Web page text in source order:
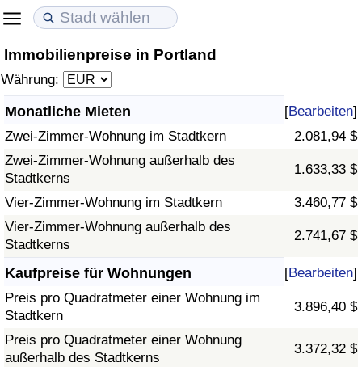
Immobilienpreise in Portland
Währung:
Monatliche Mieten [Bearbeiten]
Zwei-Zimmer-Wohnung im Stadtkern
2.081,94 $
Zwei-Zimmer-Wohnung außerhalb des
Stadtkerns
1.633,33 $
Vier-Zimmer-Wohnung im Stadtkern
3.460,77 $
Vier-Zimmer-Wohnung außerhalb des
Stadtkerns
2.741,67 $
Kaufpreise für Wohnungen [Bearbeiten]
Preis pro Quadratmeter einer Wohnung im
Stadtkern
3.896,40 $
Preis pro Quadratmeter einer Wohnung
außerhalb des Stadtkerns
3.372,32 $
Lebenshaltungskosten
Lebenshaltungskosten-Index (aktuell)
Lebenshaltungskosten-Index
Lebenshaltungskosten-Index nach Land
in Akaba
Immobilienpreise
Immobilienpreis-Index (aktuell)
Immobilienpreis-Index
Immobilienpreis-Index nach Land
Lebensqualität
Lebensqualität-Index
Lebensqualität-Index (aktuell)
Lebensqualitätsindex nach Land
Kriminalität
Kriminalitäts-Index (aktuell)
Kriminalitäts-Index
Kriminalitätsindex nach Land